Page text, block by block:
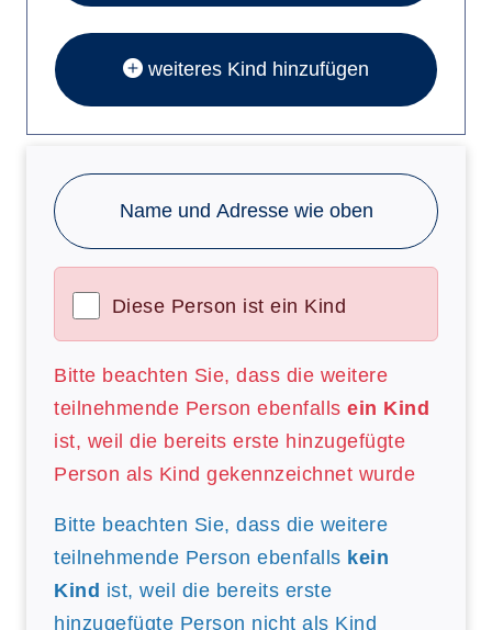
weiteres Kind hinzufügen
Name und Adresse wie oben
Diese Person ist ein Kind
Bitte beachten Sie, dass die weitere
teilnehmende Person ebenfalls ein Kind
ist, weil die bereits erste hinzugefügte
Person als Kind gekennzeichnet wurde
Bitte beachten Sie, dass die weitere
teilnehmende Person ebenfalls kein
Kind ist, weil die bereits erste
hinzugefügte Person nicht als Kind